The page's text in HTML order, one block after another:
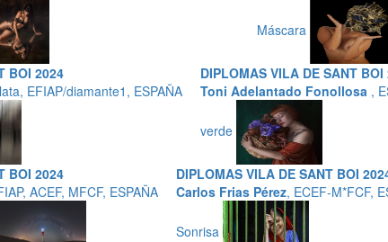
Máscara
BOI 2024
EFIAP/diamante1, ESPAÑA
DIPLOMAS VILA DE SANT BOI
Toni Adelantado Fonollosa ,
verde
BOI 2024
ACEF, MFCF, ESPAÑA
DIPLOMAS VILA DE SANT BOI
Carlos Frias Pérez, ECEF-M*FCF,
Sonrisa